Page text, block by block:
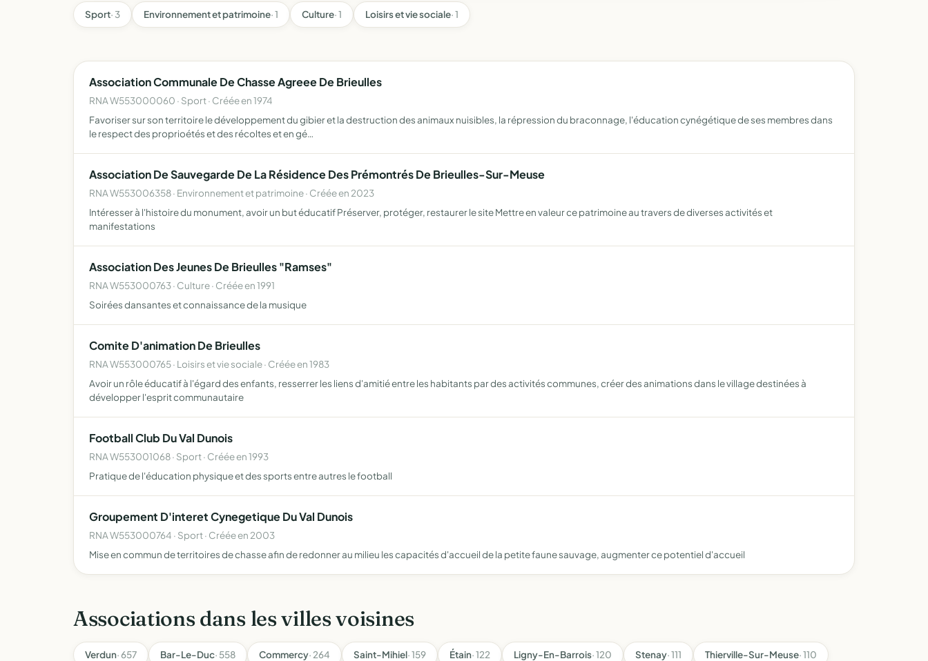
Sport· 3 Environnement et patrimoine· 1 Culture· 1 Loisirs et vie sociale· 1
Association Communale De Chasse Agreee De Brieulles
RNA W553000060 · Sport · Créée en 1974
Favoriser sur son territoire le développement du gibier et la destruction des animaux nuisibles, la répression du braconnage, l'éducation cynégétique de ses membres dans
le respect des proprioétés et des récoltes et en gé…
Association De Sauvegarde De La Résidence Des Prémontrés De Brieulles-Sur-Meuse
RNA W553006358 · Environnement et patrimoine · Créée en 2023
Intéresser à l'histoire du monument, avoir un but éducatif Préserver, protéger, restaurer le site Mettre en valeur ce patrimoine au travers de diverses activités et
manifestations
Association Des Jeunes De Brieulles "Ramses"
RNA W553000763 · Culture · Créée en 1991
Soirées dansantes et connaissance de la musique
Comite D'animation De Brieulles
RNA W553000765 · Loisirs et vie sociale · Créée en 1983
Avoir un rôle éducatif à l'égard des enfants, resserrer les liens d'amitié entre les habitants par des activités communes, créer des animations dans le village destinées à
développer l'esprit communautaire
Football Club Du Val Dunois
RNA W553001068 · Sport · Créée en 1993
Pratique de l'éducation physique et des sports entre autres le football
Groupement D'interet Cynegetique Du Val Dunois
RNA W553000764 · Sport · Créée en 2003
Mise en commun de territoires de chasse afin de redonner au milieu les capacités d'accueil de la petite faune sauvage, augmenter ce potentiel d'accueil
Associations dans les villes voisines
Verdun· 657 Bar-Le-Duc· 558 Commercy· 264 Saint-Mihiel· 159 Étain· 122 Ligny-En-Barrois· 120 Stenay· 111 Thierville-Sur-Meuse· 110